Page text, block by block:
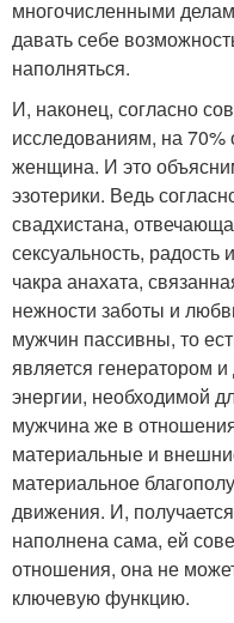
многочисленными
давать себе
наполняться.
И, наконец, согласно
исследованиям, на
женщина. И это
эзотерики. Ведь
свадхистана,
сексуальность,
чакра анахата,
нежности заботы и
мужчин пассивны, то
является генератором
энергии, необходимой
мужчина же в
материальные и
материальное
движения. И,
наполнена сама, ей
отношения, она не
ключевую функцию.